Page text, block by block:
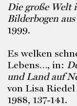
Die große Welt
Bilderbogen
1999.
Es welken
Lebens…, in:
und Land auf
von Lisa
1988, 137-141.